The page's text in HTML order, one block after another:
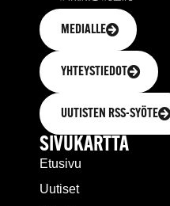
MEDIALLE
YHTEYSTIEDOT
UUTISTEN RSS-SYÖTE
SIVUKARTTA
Etusivu
Uutiset